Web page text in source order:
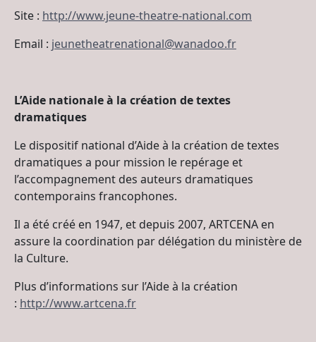
Site : http://www.jeune-theatre-national.com
Email : jeunetheatrenational@wanadoo.fr
L’Aide nationale à la création de textes
dramatiques
Le dispositif national d’Aide à la création de textes
dramatiques a pour mission le repérage et
l’accompagnement des auteurs dramatiques
contemporains francophones.
Il a été créé en 1947, et depuis 2007, ARTCENA en
assure la coordination par délégation du ministère de
la Culture.
Plus d’informations sur l’Aide à la création
: http://www.artcena.fr